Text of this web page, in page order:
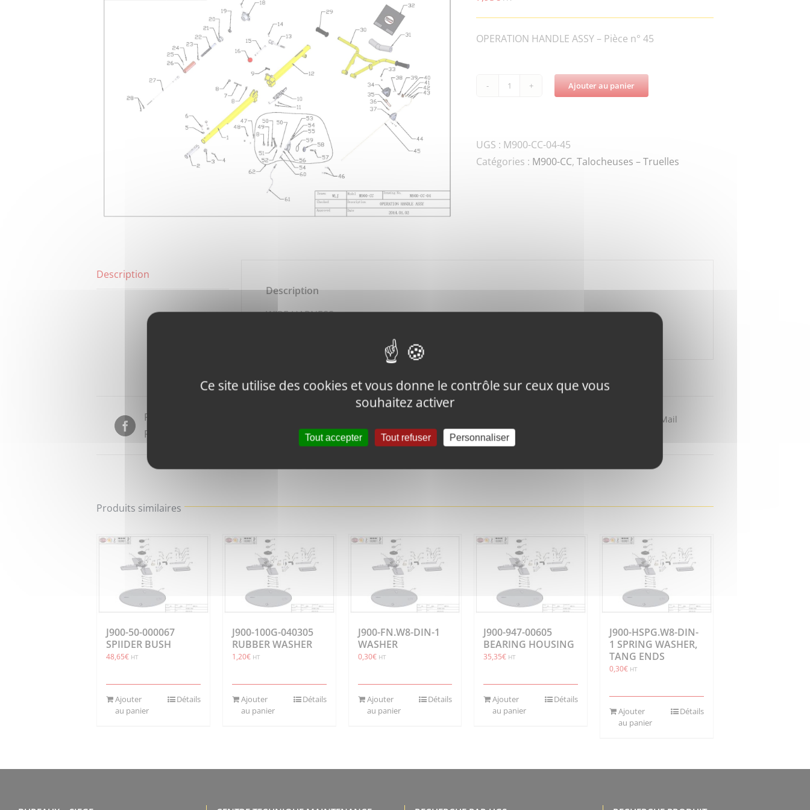
OPERATION HANDLE ASSY – Pièce n° 45
quantité
CC-
100G-
Ajouter au panier
UGS : M900-CC-04-45
Catégories : M900-CC, Talocheuses – Truelles
Description
Description
WIRE HARNESS
Partager sur
Facebook
produit
produit
Partager par Mail
Produits similaires
J900-50-000067
SPIIDER BUSH
48,65€ HT
Ajouter
au panier
Détails
J900-100G-040305
RUBBER WASHER
1,20€ HT
Ajouter
au panier
Détails
J900-FN.W8-DIN-1
WASHER
0,30€ HT
Ajouter
au panier
Détails
J900-947-00605
BEARING HOUSING
35,35€ HT
Ajouter
au panier
Détails
J900-HSPG.W8-DIN-
1 SPRING WASHER,
TANG ENDS
0,30€ HT
Ajouter
au panier
Détails
Ce site utilise des cookies et vous donne le contrôle sur ceux que vous
souhaitez activer
Tout accepter Tout refuser Personnaliser